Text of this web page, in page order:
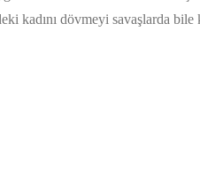
kadını dövmeyi savaşlarda